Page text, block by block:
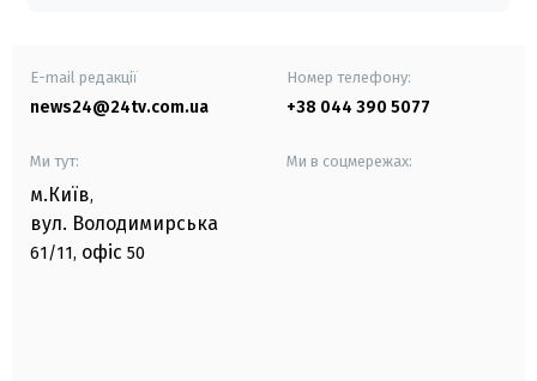
E-mail редакції
news24@24tv.com.ua
Номер телефону:
+38 044 390 5077
Ми тут:
м.Київ,
вул. Володимирська
61/11, офіс 50
Ми в соцмережах: